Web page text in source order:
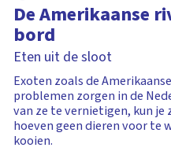
De Amerikaanse
bord
Eten uit de sloot
Exoten zoals de
problemen zorgen in de
van ze te vernietigen, kun je
hoeven geen dieren voor
kooien.